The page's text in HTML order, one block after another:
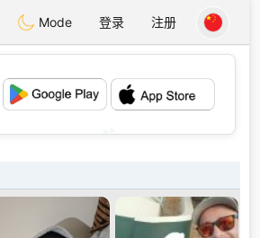
Mode 登录 注册